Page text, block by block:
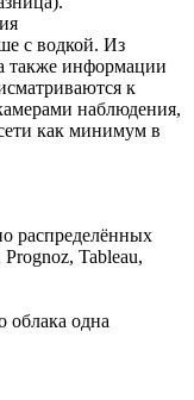
с водкой. Из
также информации
к
наблюдения,
как минимум в
распределённых
Tableau,
облака одна